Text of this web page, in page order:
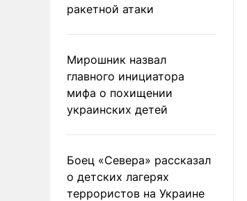
ракетной атаки
Мирошник назвал
главного инициатора
мифа о похищении
украинских детей
Боец «Севера» рассказал
о детских лагерях
террористов на Украине